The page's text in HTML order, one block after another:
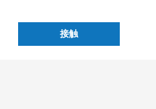
接触